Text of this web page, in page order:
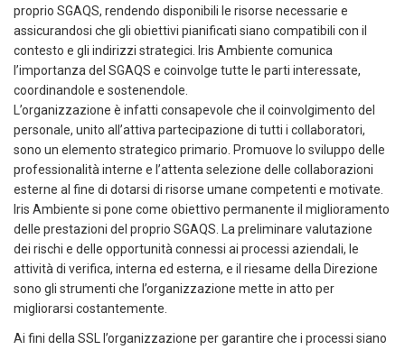
proprio SGAQS, rendendo disponibili le risorse necessarie e
assicurandosi che gli obiettivi pianificati siano compatibili con il
contesto e gli indirizzi strategici. Iris Ambiente comunica
l’importanza del SGAQS e coinvolge tutte le parti interessate,
coordinandole e sostenendole.
L’organizzazione è infatti consapevole che il coinvolgimento del
personale, unito all’attiva partecipazione di tutti i collaboratori,
sono un elemento strategico primario. Promuove lo sviluppo delle
professionalità interne e l’attenta selezione delle collaborazioni
esterne al fine di dotarsi di risorse umane competenti e motivate.
Iris Ambiente si pone come obiettivo permanente il miglioramento
delle prestazioni del proprio SGAQS. La preliminare valutazione
dei rischi e delle opportunità connessi ai processi aziendali, le
attività di verifica, interna ed esterna, e il riesame della Direzione
sono gli strumenti che l’organizzazione mette in atto per
migliorarsi costantemente.
Ai fini della SSL l’organizzazione per garantire che i processi siano